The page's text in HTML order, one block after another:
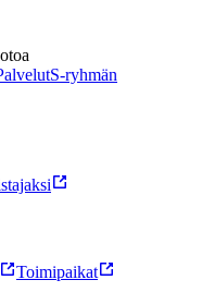
S-ryhmän
Toimipaikat